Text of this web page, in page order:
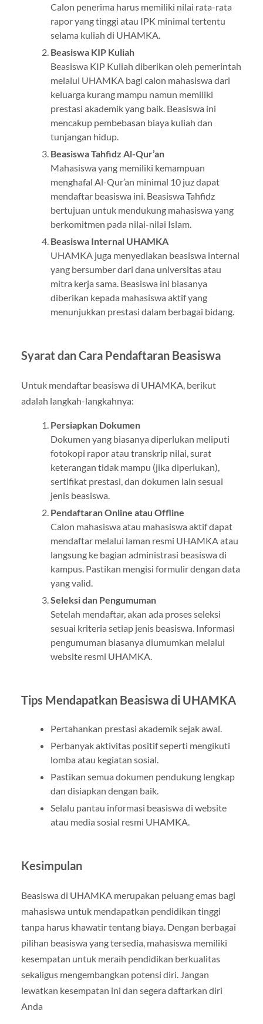
Calon penerima harus memiliki nilai rata-rata
rapor yang tinggi atau IPK minimal tertentu
selama kuliah di UHAMKA.
Beasiswa KIP Kuliah
Beasiswa KIP Kuliah diberikan oleh pemerintah
melalui UHAMKA bagi calon mahasiswa dari
keluarga kurang mampu namun memiliki
prestasi akademik yang baik. Beasiswa ini
mencakup pembebasan biaya kuliah dan
tunjangan hidup.
Beasiswa Tahfidz Al-Qur’an
Mahasiswa yang memiliki kemampuan
menghafal Al-Qur’an minimal 10 juz dapat
mendaftar beasiswa ini. Beasiswa Tahfidz
bertujuan untuk mendukung mahasiswa yang
berkomitmen pada nilai-nilai Islam.
Beasiswa Internal UHAMKA
UHAMKA juga menyediakan beasiswa internal
yang bersumber dari dana universitas atau
mitra kerja sama. Beasiswa ini biasanya
diberikan kepada mahasiswa aktif yang
menunjukkan prestasi dalam berbagai bidang.
Syarat dan Cara Pendaftaran Beasiswa
Untuk mendaftar beasiswa di UHAMKA, berikut
adalah langkah-langkahnya:
Persiapkan Dokumen
Dokumen yang biasanya diperlukan meliputi
fotokopi rapor atau transkrip nilai, surat
keterangan tidak mampu (jika diperlukan),
sertifikat prestasi, dan dokumen lain sesuai
jenis beasiswa.
Pendaftaran Online atau Offline
Calon mahasiswa atau mahasiswa aktif dapat
mendaftar melalui laman resmi UHAMKA atau
langsung ke bagian administrasi beasiswa di
kampus. Pastikan mengisi formulir dengan data
yang valid.
Seleksi dan Pengumuman
Setelah mendaftar, akan ada proses seleksi
sesuai kriteria setiap jenis beasiswa. Informasi
pengumuman biasanya diumumkan melalui
website resmi UHAMKA.
Tips Mendapatkan Beasiswa di UHAMKA
Pertahankan prestasi akademik sejak awal.
Perbanyak aktivitas positif seperti mengikuti
lomba atau kegiatan sosial.
Pastikan semua dokumen pendukung lengkap
dan disiapkan dengan baik.
Selalu pantau informasi beasiswa di website
atau media sosial resmi UHAMKA.
Kesimpulan
Beasiswa di UHAMKA merupakan peluang emas bagi
mahasiswa untuk mendapatkan pendidikan tinggi
tanpa harus khawatir tentang biaya. Dengan berbagai
pilihan beasiswa yang tersedia, mahasiswa memiliki
kesempatan untuk meraih pendidikan berkualitas
sekaligus mengembangkan potensi diri. Jangan
lewatkan kesempatan ini dan segera daftarkan diri
Anda